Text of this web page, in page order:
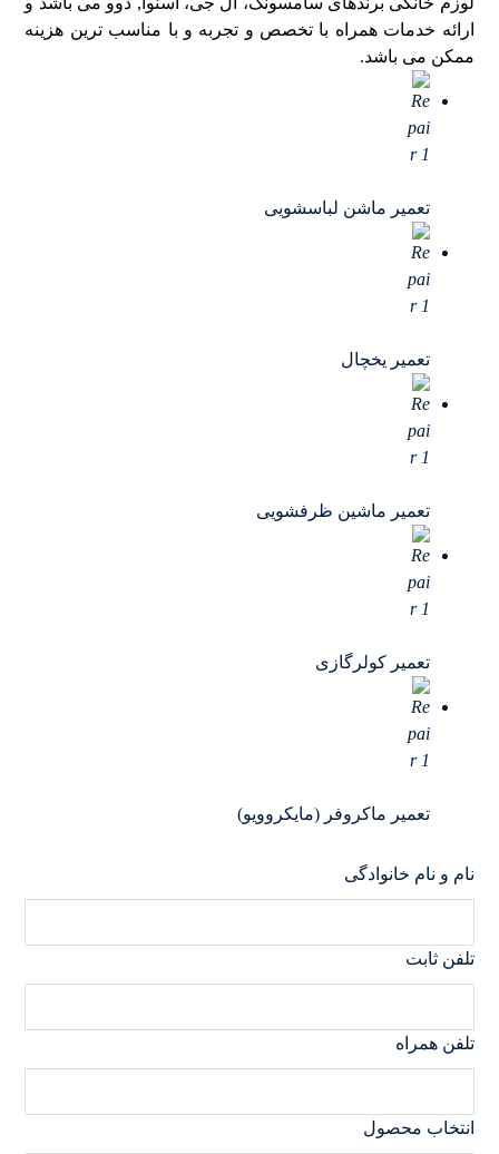
ارائه خدمات همراه با تخصص و تجربه و با مناسب ترین هزینه
ممکن می باشد.
تعمیر ماشن لباسشویی
تعمیر یخچال
تعمیر ماشین ظرفشویی
تعمیر کولرگازی
تعمیر ماکروفر (مایکروویو)
نام و نام خانوادگی
تلفن ثابت
تلفن همراه
انتخاب محصول